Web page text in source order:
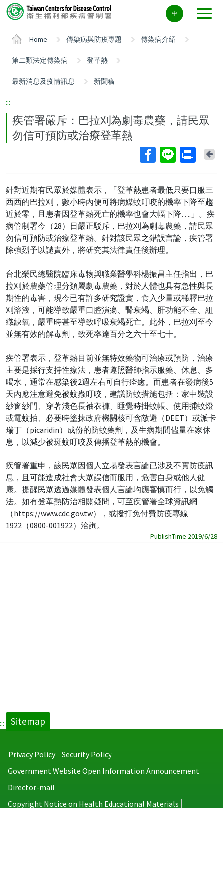
Center
block
中
Home 傳染病與防疫專題 傳染病介紹
第二類法定傳染病 登革熱
最新消息及疫情訊息 新聞稿
:::
疾管署嚴斥：巴拉刈為劇毒農藥，請民眾
勿信可預防或治療登革熱
針對近期有民眾於媒體表示，「登革熱患者最低只要口服三
西西的巴拉刈，數小時內便可將病媒蚊叮咬的機率下降至趨
近於零，且患者因登革熱死亡的機率也會大幅下降….」。疾
病管制署今（28）日嚴正駁斥，巴拉刈為劇毒農藥，請民眾
勿信可預防或治療登革熱。針對該民眾之錯誤言論，疾管署
除強烈予以譴責外，將研究其法律責任後辦理。
台北榮民總醫院臨床毒物與職業醫學科楊振昌主任指出，巴
拉刈於農藥管理分類屬劇毒農藥，對於人體也具有急性與長
期性的毒害，現今已有許多研究證實，食入少量或稀釋巴拉
刈溶液，可能導致嚴重口腔潰瘍、腎衰竭、肝功能不全、組
織缺氧，嚴重時甚至導致呼吸衰竭死亡。此外，巴拉刈至今
並無有效的解毒劑，致死率達百分之六十至七十。
疾管署表示，登革熱目前並無特效藥物可治療或預防，治療
主要是採行支持性療法，患者遵照醫師指示服藥、休息、多
喝水，通常在感染後2週左右可自行痊癒。而患者在發病後5
天內應注意避免被蚊蟲叮咬，建議防蚊措施包括：家中裝設
紗窗紗門、穿著淺色長袖衣褲、睡覺時掛蚊帳、使用捕蚊燈
或電蚊拍、必要時塗抹政府機關核可含敵避（DEET）或派卡
瑞丁（picaridin）成份的防蚊藥劑，及生病期間儘量在家休
息，以減少被斑蚊叮咬及傳播登革熱的機會。
疾管署重申，該民眾因個人立場發表言論已涉及不實防疫訊
息，且可能造成社會大眾誤信而服用，危害自身或他人健
康。提醒民眾透過媒體發表個人言論均應審慎而行，以免觸
法。如有登革熱防治相關疑問，可至疾管署全球資訊網
（https://www.cdc.gov.tw），或撥打免付費防疫專線
1922（0800-001922）洽詢。
PublishTime 2019/6/28
::: Sitemap
Privacy Policy
Security Policy
Government Website Open Information Announcement
Director-mail
Copyright Notice on Health Educational Materials